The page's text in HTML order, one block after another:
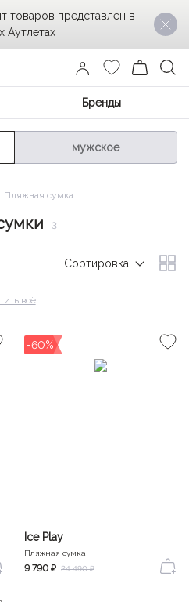
Бренды
мужское
Пляжная сумка
3
Сортировка
всё
-60%
Ice Play
Пляжная сумка
9 790 ₽ 24 490 ₽
товаров представлен в
Аутлетах